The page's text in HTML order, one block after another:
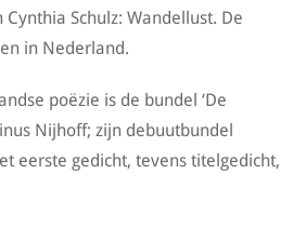
Schulz: Wandellust. De
in Nederland.
poëzie is de bundel ‘De
Nijhoff; zijn debuutbundel
eerste gedicht, tevens titelgedicht,